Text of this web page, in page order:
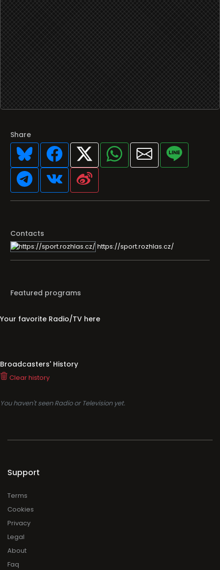
Share
Contacts
https://sport.rozhlas.cz/
Featured programs
Your favorite Radio/TV here
Broadcasters' History
Clear history
You haven't seen Radio or Television yet.
Support
Terms
Cookies
Privacy
Legal
About
Faq